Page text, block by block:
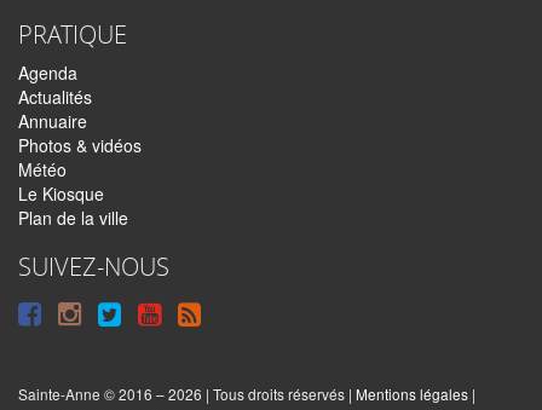
PRATIQUE
Agenda
Actualités
Annuaire
Photos & vidéos
Météo
Le Kiosque
Plan de la ville
SUIVEZ-NOUS
Suivre
Facebook
Suivre
Instagram
Suivre
Twitter
Syndiquer
le
Sainte-Anne © 2016 – 2026 | Tous droits réservés | Mentions légales |